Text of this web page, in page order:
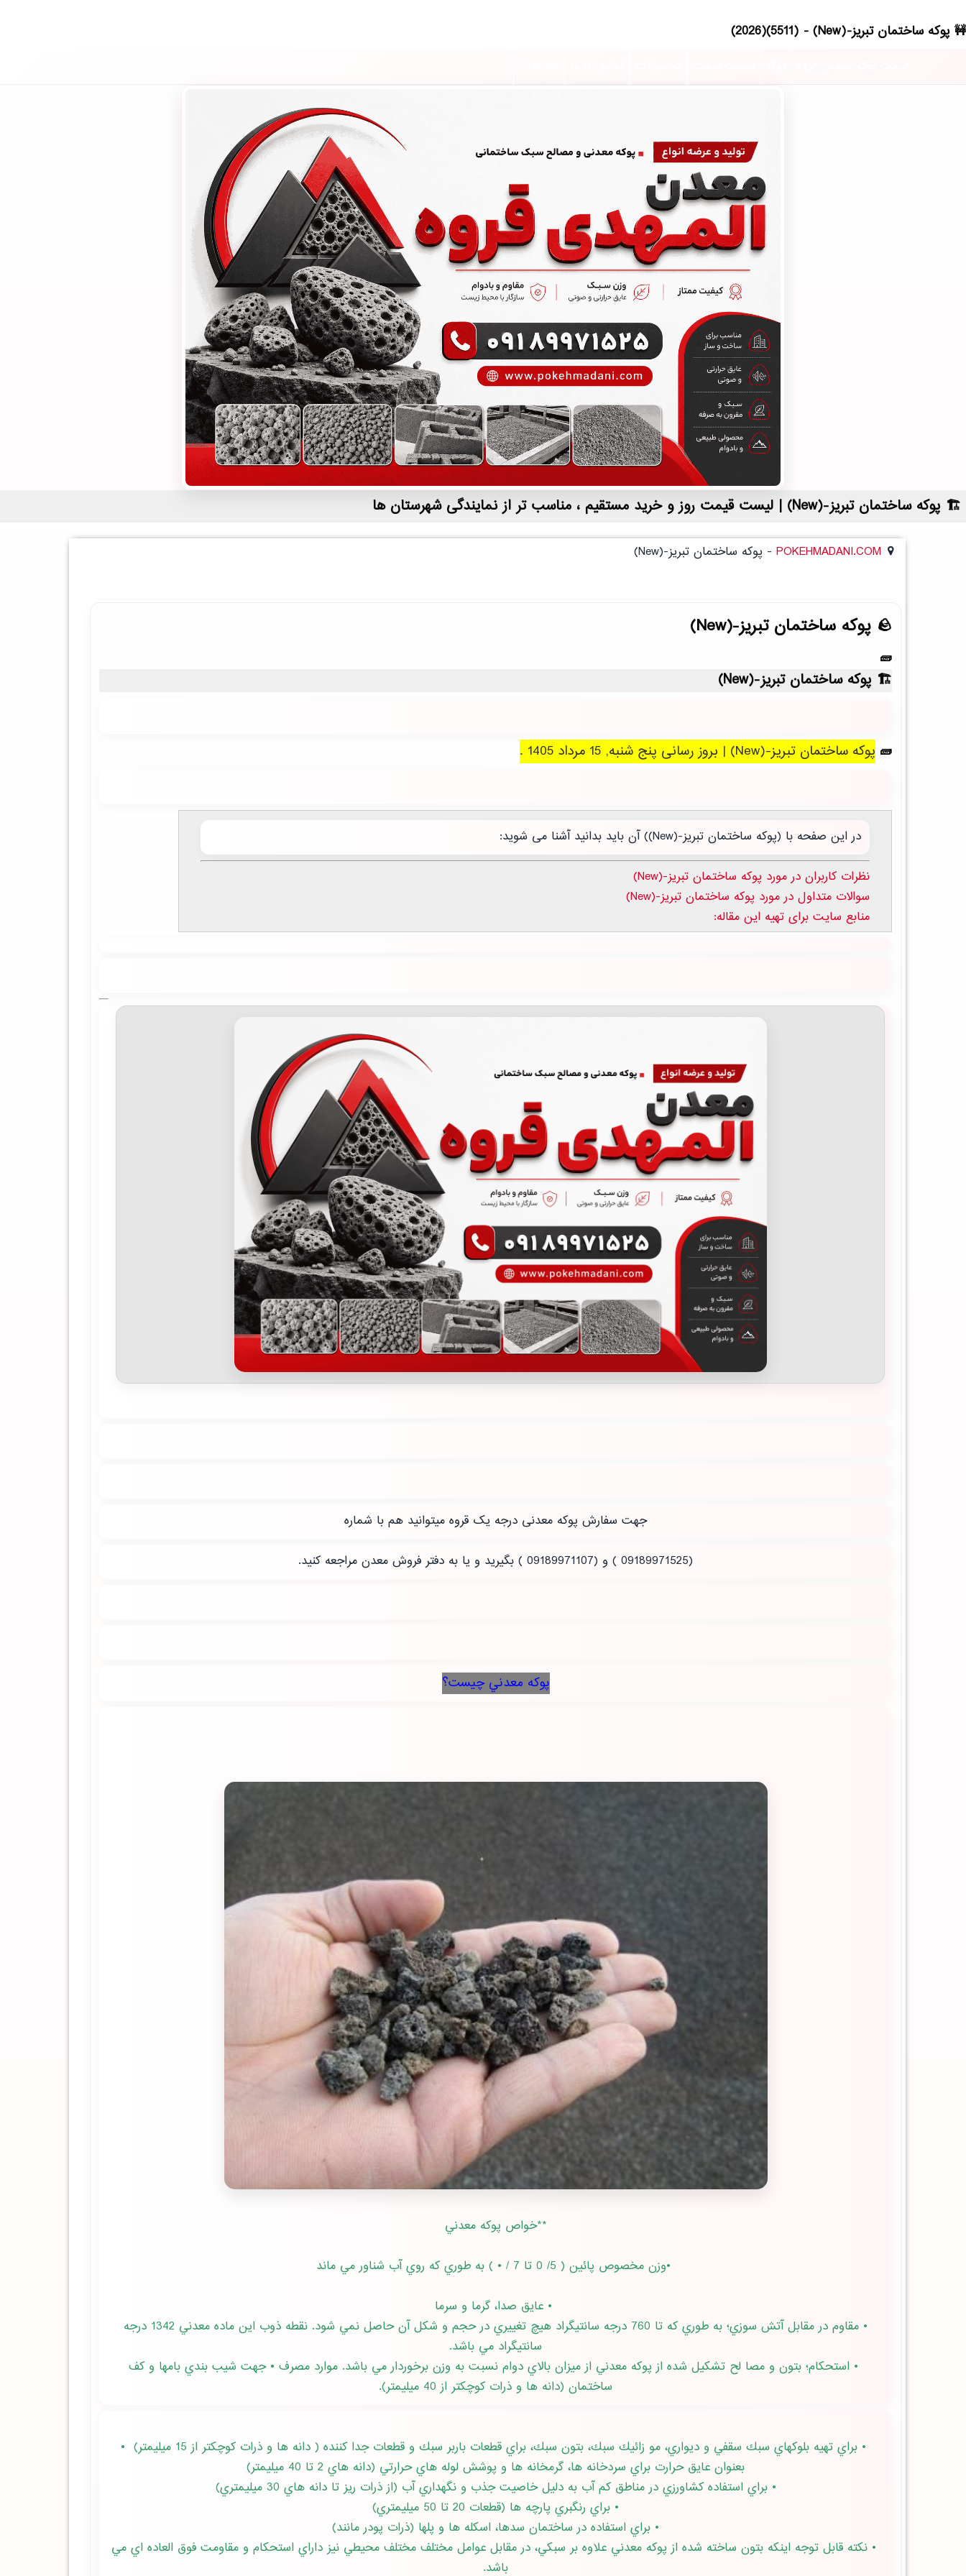
پوکه ساختمان تبریز-(New) - (5511)(2026)
پوکه ساختمان تبریز-(New) | لیست قیمت روز و خرید مستقیم ، مناسب تر از نمایندگی شهرستان ها
POKEHMADANI.COM
- پوکه ساختمان تبریز-(New)
پوکه ساختمان تبریز-(New)
پوکه ساختمان تبریز-(New)
پوکه ساختمان تبریز-(New) | بروز رسانی پنج شنبه, 15 مرداد 1405 .
در این صفحه با (پوکه ساختمان تبریز-(New)) آن باید بدانید آشنا می شوید:
نظرات کاربران در مورد پوکه ساختمان تبریز-(New)
سوالات متداول در مورد پوکه ساختمان تبریز-(New)
منابع سایت برای تهیه این مقاله:
جهت سفارش پوکه معدنی درجه یک قروه میتوانید هم با شماره
(09189971525 ) و (09189971107 ) بگیرید و یا به دفتر فروش معدن مراجعه کنید.
پوكه معدني چيست؟
**خواص پوكه معدني
•وزن مخصوص پائين ( 5/ 0 تا 7 / • ) به طوري كه روي آب شناور مي ماند
• عايق صدا، گرما و سرما
• مقاوم در مقابل آتش سوزي؛ به طوري كه تا 760 درجه سانتيگراد هيچ تغييري در حجم و شكل آن حاصل نمي شود. نقطه ذوب اين ماده معدني 1342 درجه
سانتيگراد مي باشد.
• استحكام؛ بتون و مصا لح تشكيل شده از پوكه معدني از ميزان بالاي دوام نسبت به وزن برخوردار مي باشد. موارد مصرف • جهت شيب بندي بامها و كف
ساختمان (دانه ها و ذرات كوچكتر از 40 ميليمتر).
• براي تهيه بلوكهاي سبك سقفي و ديواري، مو زائيك سبك، بتون سبك، براي قطعات باربر سبك و قطعات جدا كننده ( دانه ها و ذرات كوچكتر از 15 ميليمتر) •
بعنوان عايق حرارت براي سردخانه ها، گرمخانه ها و پوشش لوله هاي حرارتي (دانه هاي 2 تا 40 ميليمتر)
• براي استفاده كشاورزي در مناطق كم آب به دليل خاصيت جذب و نگهداري آب (از ذرات ريز تا دانه هاي 30 ميليمتري)
• براي رنگبري پارچه ها (قطعات 20 تا 50 ميليمتري)
• براي استفاده در ساختمان سدها، اسكله ها و پلها (ذرات پودر مانند)
• نكته قابل توجه اينكه بتون ساخته شده از پوكه معدني علاوه بر سبكي، در مقابل عوامل مختلف مختلف محيطي نيز داراي استحكام و مقاومت فوق العاده اي مي
باشد.